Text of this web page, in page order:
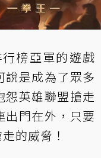
榜亞軍的遊戲
說是成為了眾多
怨英雄聯盟搶走
出門在外，只要
的威脅！